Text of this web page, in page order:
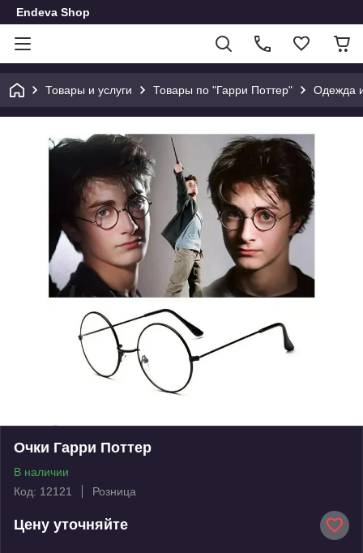
Endeva Shop
Товары и услуги Товары по "Гарри Поттер" Одежда
Очки Гарри Поттер
В наличии
Код: 12121
Розница
Цену уточняйте